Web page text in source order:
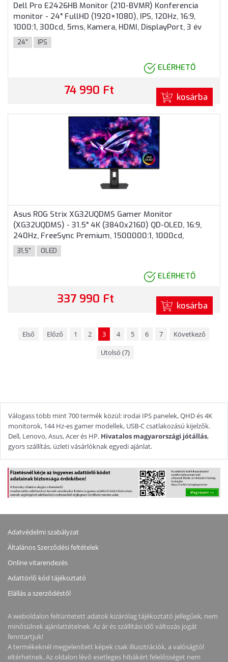
Dell Pro E2426HB Monitor (210-BVMR) Konferencia
monitor - 24" FullHD (1920×1080), IPS, 120Hz, 16:9,
1000:1, 300cd, 5ms, Kamera, HDMI, DisplayPort, 3 év
garancia, Fekete színben
24" IPS
ELÉRHETŐ
74 990 Ft kosárba
Asus ROG Strix XG32UQDMS Gamer Monitor
(XG32UQDMS) - 31.5" 4K (3840x2160) QD-OLED, 16:9,
240Hz, FreeSync Premium, 1500000:1, 1000cd,
0.03ms, VESA, DisplayPort, HDMI, USB, 3 év garancia,
Fekete színben
31,5" OLED
ELÉRHETŐ
337 990 Ft kosárba
Első Előző 1 2 3 4 5 6 7
Következő
Utolsó (7)
Válogass több mint 700 termék közül: irodai IPS panelek, QHD és 4K
monitorok, 144 Hz-es gamer modellek, USB-C csatlakozású kijelzők.
Dell, Lenovo, Asus, Acer és HP. Hivatalos magyarországi jótállás,
gyors szállítás, üzleti vásárlóknak egyedi ajánlat.
Adatvédelmi szabályzat
Általános Szerződési feltételek
Online vitarendezés
Adattörlő kód tájékoztató
Elállás a szerződéstől
A weboldalon feltüntetett adatok kizárólag tájékoztató jellegűek, nem
minősülnek ajánlattételnek. Az ár és szállítási idő változás jogát
fenntartjuk!
A termékeknél megjelenített képek csak illusztrációk, a valóságtól
eltérhetnek. Az oldalon lévő esetleges hibákért felelősséget nem